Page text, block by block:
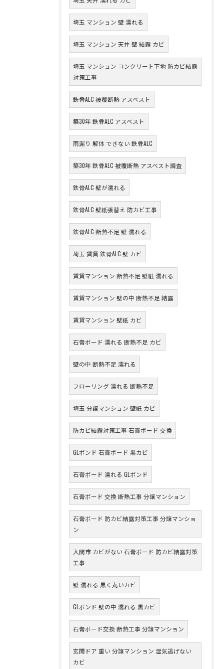
埼玉 マンション 壁 濡れる
埼玉 マンション 天井 壁 結露 カビ
埼玉 マンション コンクリート下地 防カビ結露
対策工事
鉄骨ALC 被覆断熱 アスベスト
築30年 鉄骨ALC アスベスト
雨漏り 解体 できない 鉄骨ALC
築30年 鉄骨ALC 被覆断熱 アスベスト調査
鉄骨ALC 壁が濡れる
鉄骨ALC 壁紙張替え 防カビ工事
鉄骨ALC 断熱不足 壁 濡れる
埼玉 賃貸 鉄骨ALC 壁 カビ
賃貸マンション 断熱不足 壁紙 濡れる
賃貸マンション 壁の中 断熱不足 結露
賃貸マンション 壁紙 カビ
石膏ボード 濡れる 断熱不足 カビ
壁の中 断熱不足 濡れる
フローリング 濡れる 断熱不足
埼玉 分譲マンション 壁紙 カビ
防カビ結露対策工事 石膏ボード 交換
GLボンド 石膏ボード 黒カビ
石膏ボード 濡れる GLボンド
石膏ボード 交換 断熱工事 分譲マンション
石膏ボード 防カビ結露対策工事 分譲マンショ
ン
入間市 カビがない 石膏ボード 防カビ結露対策
工事
壁 濡れる 黒く丸いカビ
GLボンド 壁の中 濡れる 黒カビ
石膏ボード交換 断熱工事 分譲マンション
玄関ドア 重い 分譲マンション 湿気逃げない
カビ